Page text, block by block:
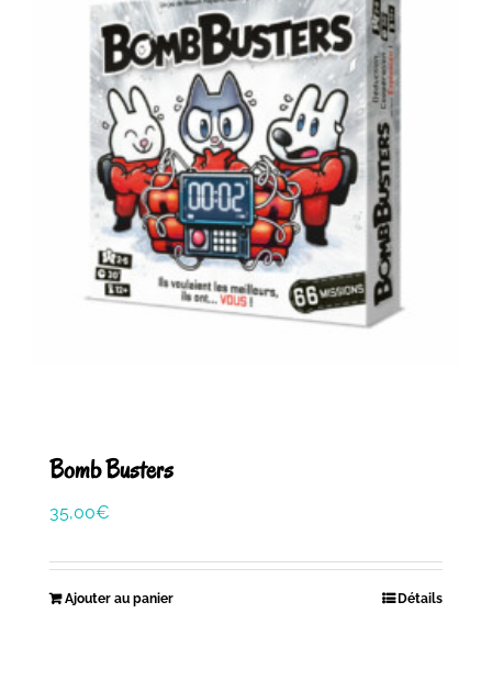
Bomb Busters
35,00€
Ajouter au panier Détails